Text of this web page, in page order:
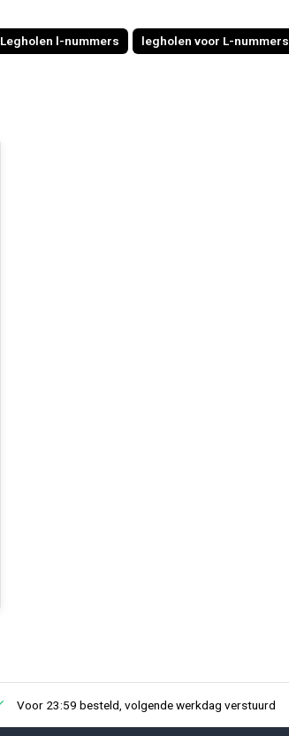
Legholen l-nummers legholen voor L-nummers
Voor 23:59 besteld, volgende werkdag verstuurd